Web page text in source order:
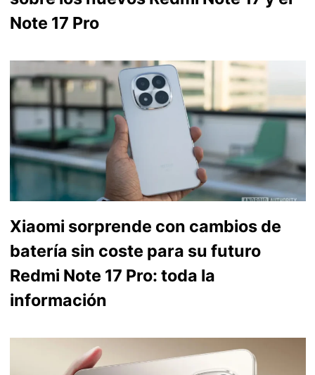
Note 17 Pro
Xiaomi sorprende con cambios de
batería sin coste para su futuro
Redmi Note 17 Pro: toda la
información